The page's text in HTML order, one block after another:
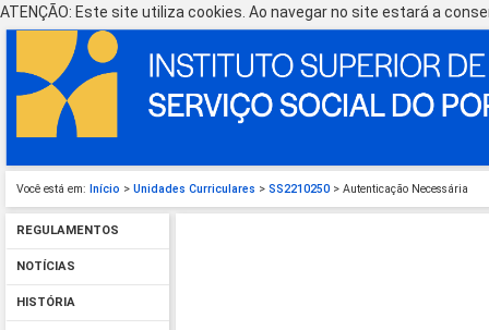
ATENÇÃO: Este site utiliza cookies. Ao navegar no site estará a
Você está em: Início > Unidades Curriculares > SS2210250 > Autenticação Necessária
REGULAMENTOS
NOTÍCIAS
HISTÓRIA